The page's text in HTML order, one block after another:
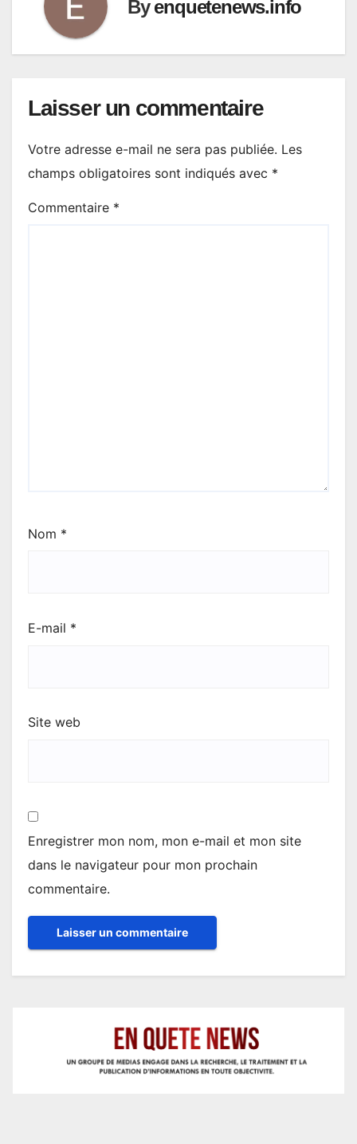
Byenquetenews.info
Laisser un commentaire
Votre adresse e-mail ne sera pas publiée. Les
champs obligatoires sont indiqués avec *
Commentaire *
Nom *
E-mail *
Site web
Enregistrer mon nom, mon e-mail et mon site
dans le navigateur pour mon prochain
commentaire.